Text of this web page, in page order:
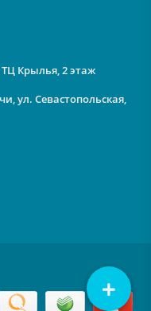
Крылья, 2 этаж
ул. Севастопольская,